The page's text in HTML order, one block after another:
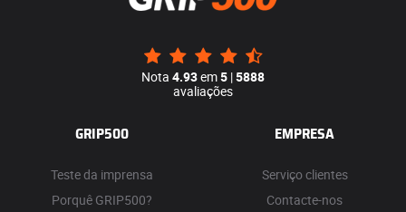
Nota 4.93em5 |5888
avaliações
GRIP500
Teste da imprensa
Porquê GRIP500?
EMPRESA
Serviço clientes
Contacte-nos